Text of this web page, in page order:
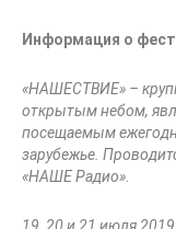
Информация о
«НАШЕСТВИЕ» –
открытым небом,
посещаемым
зарубежье.
«НАШЕ Радио».